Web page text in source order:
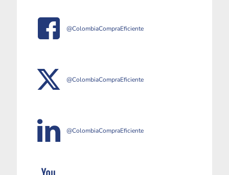
@ColombiaCompraEficiente
@ColombiaCompraEficiente
@ColombiaCompraEficiente